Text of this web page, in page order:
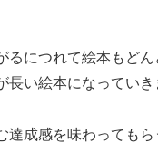
るにつれて絵本もど
長い絵本になっていき
達成感を味わっても